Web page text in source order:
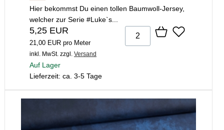
Hier bekommst Du einen tollen Baumwoll-Jersey,
welcher zur Serie #Luke`s...
5,25 EUR
21,00 EUR pro Meter
inkl. MwSt. zzgl. Versand
Auf Lager
Lieferzeit: ca. 3-5 Tage